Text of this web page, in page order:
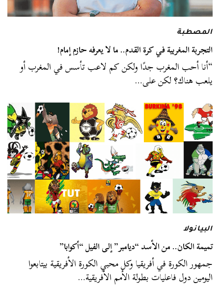
المصطبة
التجربة المغربية في كرة القدم.. ما لا يعرفه حازم إمام!
“أنا أحب المغرب جدًا ولكن كم لاعب تأسس في المغرب أو
يلعب هناك؟ لكن على…
البيانولا
تميمة الكان.. من الأسد “ديامبر” إلى الفيل “أكوابا”
جمهور الكورة في أفريقيا وكل محبي الكورة الأفريقية بيتابعوا
اليومين دول فاعليات بطولة الأمم الأفريقية…